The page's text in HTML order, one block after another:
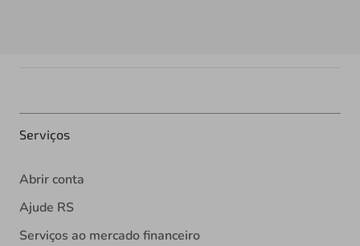
Serviços
Abrir conta
Ajude RS
Serviços ao mercado financeiro